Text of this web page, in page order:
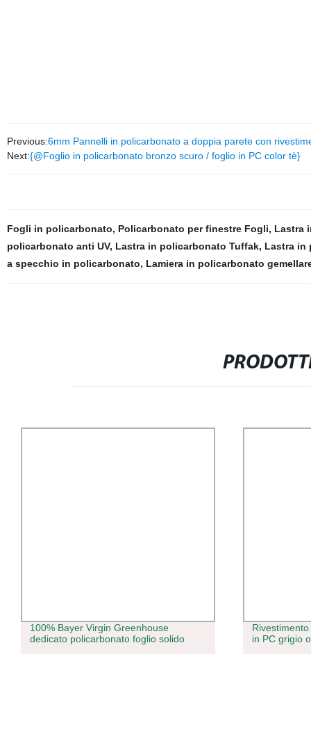
Previous:6mm Pannelli in policarbonato a doppia parete con
Next:{@Foglio in policarbonato bronzo scuro / foglio in PC color tè}
Fogli in policarbonato, Policarbonato per finestre Fogli, Lastra
policarbonato anti UV, Lastra in policarbonato Tuffak, Lastra in
a specchio in policarbonato, Lamiera in policarbonato
100% Bayer Virgin Greenhouse
dedicato policarbonato foglio solido
in PC grigio